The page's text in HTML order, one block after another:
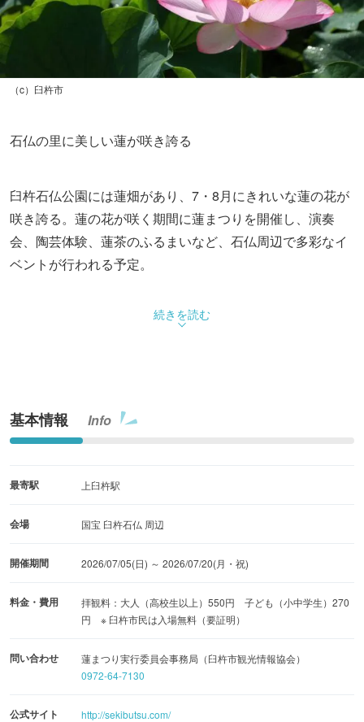
（c）臼杵市
石仏の里に美しい蓮が咲き誇る
臼杵石仏公園には蓮畑があり、7・8月にきれいな蓮の花が
咲き誇る。蓮の花が咲く期間に蓮まつりを開催し、演奏
会、陶芸体験、蓮茶のふるまいなど、石仏周辺で多彩なイ
ベントが行われる予定。
続きを読む
基本情報 Info
最寄駅 上臼杵駅
会場 国宝 臼杵石仏 周辺
開催期間 2026/07/05(日) ～ 2026/07/20(月・祝)
料金・費用
拝観料：大人（高校生以上）550円 子ども（小中学生）270
円 ※ 臼杵市民は入場無料（要証明）
問い合わせ
蓮まつり実行委員会事務局（臼杵市観光情報協会）
0972-64-7130
公式サイト http://sekibutsu.com/